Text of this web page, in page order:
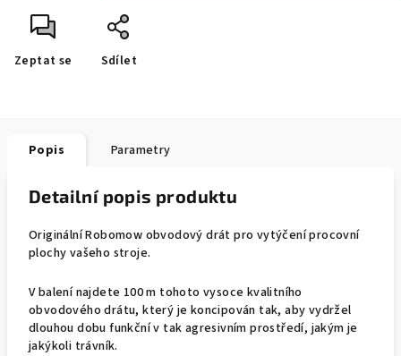
Zeptat se Sdílet
Popis Parametry
Detailní popis produktu
Originální Robomow obvodový drát pro vytýčení procovní
plochy vašeho stroje.
V balení najdete 100 m tohoto vysoce kvalitního
obvodového drátu, který je koncipován tak, aby vydržel
dlouhou dobu funkční v tak agresivním prostředí, jakým je
jakýkoli trávník.